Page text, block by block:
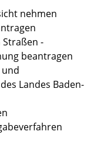
nehmen
-
beantragen
Landes Baden-